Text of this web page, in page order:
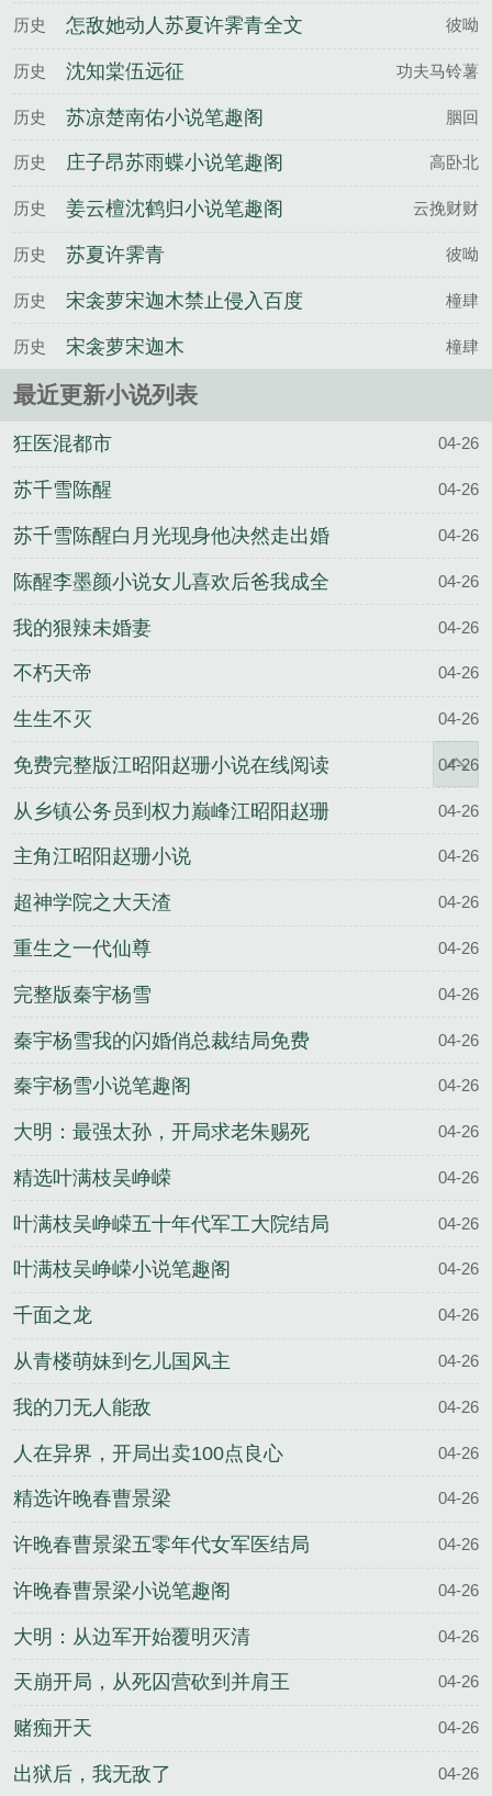
版
赴死庄子昂苏雨蝶全文完整
版
历史
怎敌她动人苏夏许霁青全文
完整版
彼呦
历史 沈知棠伍远征 功夫马铃薯
历史 苏凉楚南佑小说笔趣阁 胭回
历史 庄子昂苏雨蝶小说笔趣阁 高卧北
历史 姜云檀沈鹤归小说笔趣阁 云挽财财
历史 苏夏许霁青 彼呦
历史
宋衾萝宋迦木禁止侵入百度
云
橦肆
历史 宋衾萝宋迦木 橦肆
最近更新小说列表
狂医混都市 04-26
苏千雪陈醒 04-26
苏千雪陈醒白月光现身他决然走出婚
姻围城
04-26
陈醒李墨颜小说女儿喜欢后爸我成全
他们一家三口
04-26
我的狠辣未婚妻 04-26
不朽天帝 04-26
生生不灭 04-26
免费完整版江昭阳赵珊小说在线阅读 04-26
从乡镇公务员到权力巅峰江昭阳赵珊
结局
04-26
主角江昭阳赵珊小说 04-26
超神学院之大天渣 04-26
重生之一代仙尊 04-26
完整版秦宇杨雪 04-26
秦宇杨雪我的闪婚俏总裁结局免费 04-26
秦宇杨雪小说笔趣阁 04-26
大明：最强太孙，开局求老朱赐死 04-26
精选叶满枝吴峥嵘 04-26
叶满枝吴峥嵘五十年代军工大院结局 04-26
叶满枝吴峥嵘小说笔趣阁 04-26
千面之龙 04-26
从青楼萌妹到乞儿国风主 04-26
我的刀无人能敌 04-26
人在异界，开局出卖100点良心 04-26
精选许晚春曹景梁 04-26
许晚春曹景梁五零年代女军医结局 04-26
许晚春曹景梁小说笔趣阁 04-26
大明：从边军开始覆明灭清 04-26
天崩开局，从死囚营砍到并肩王 04-26
赌痴开天 04-26
出狱后，我无敌了 04-26